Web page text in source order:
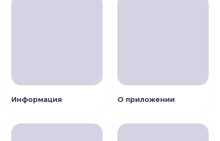
Информация О приложении